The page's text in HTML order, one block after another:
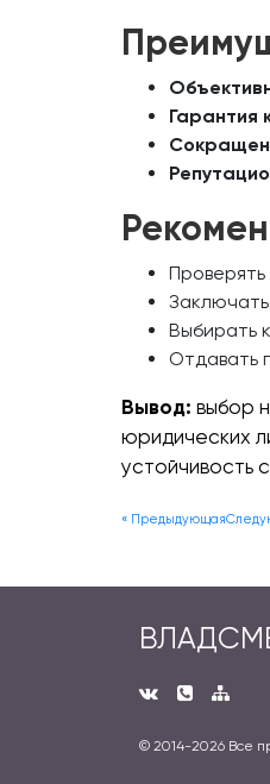
Гарантия
Выбирать
Отдавать
Вывод: выбор
юридических
устойчивость
« Предыдующая
© 2014-2026 Все